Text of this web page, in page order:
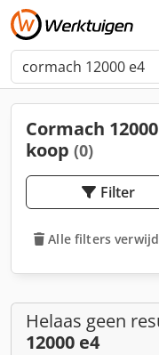
Cormach
koop (0)
Filter
Alle filters
Helaas geen
12000 e4